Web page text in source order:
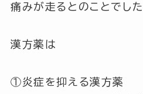
痛みが走るとのことでした
漢方薬は
①炎症を抑える漢方薬